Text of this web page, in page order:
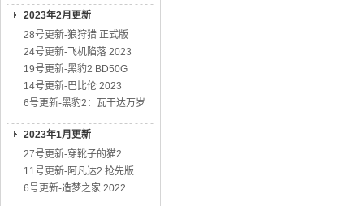
2023年2月更新
28号更新-狼狩猎 正式版
24号更新-飞机陷落 2023
19号更新-黑豹2 BD50G
14号更新-巴比伦 2023
6号更新-黑豹2：瓦干达万岁
2023年1月更新
27号更新-穿靴子的猫2
11号更新-阿凡达2 抢先版
6号更新-造梦之家 2022